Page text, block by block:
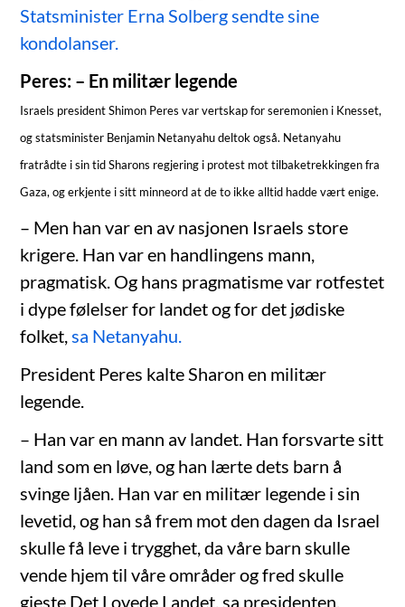
Statsminister Erna Solberg sendte sine
kondolanser.
Peres: – En militær legende
Israels president Shimon Peres var vertskap for seremonien i Knesset,
og statsminister Benjamin Netanyahu deltok også. Netanyahu
fratrådte i sin tid Sharons regjering i protest mot tilbaketrekkingen fra
Gaza, og erkjente i sitt minneord at de to ikke alltid hadde vært enige.
– Men han var en av nasjonen Israels store
krigere. Han var en handlingens mann,
pragmatisk. Og hans pragmatisme var rotfestet
i dype følelser for landet og for det jødiske
folket, sa Netanyahu.
President Peres kalte Sharon en militær
legende.
– Han var en mann av landet. Han forsvarte sitt
land som en løve, og han lærte dets barn å
svinge ljåen. Han var en militær legende i sin
levetid, og han så frem mot den dagen da Israel
skulle få leve i trygghet, da våre barn skulle
vende hjem til våre områder og fred skulle
gjeste Det Lovede Landet, sa presidenten.